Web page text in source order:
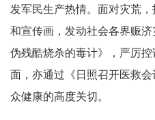
发军民生产热情。面对灾荒
和宣传画，发动社会各界赈
伪残酷烧杀的毒计》，严厉
面，亦通过《日照召开医救
众健康的高度关切。